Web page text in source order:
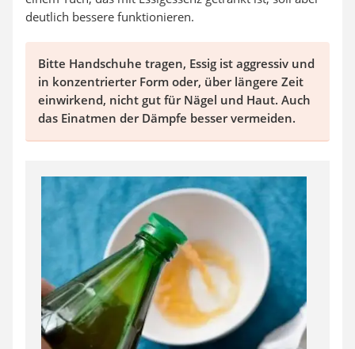
deutlich bessere funktionieren.
Bitte Handschuhe tragen, Essig ist aggressiv und
in konzentrierter Form oder, über längere Zeit
einwirkend, nicht gut für Nägel und Haut. Auch
das Einatmen der Dämpfe besser vermeiden.